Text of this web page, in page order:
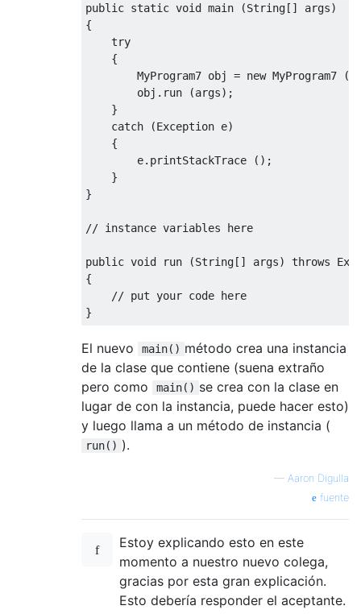
public static void main (String[] args)
{
try
{
MyProgram7 obj = new MyProgram7
        obj
. run (args);
}
catch
(Exception e)
{
        e
. printStackTrace
();
}
}
// instance variables here
public void run (String[] args) throws
{
// put your code here
}
El nuevo main() método crea una instancia
de la clase que contiene (suena extraño
pero como
main() se crea con la clase en
lugar de con la instancia, puede hacer esto)
y luego llama a un método de instancia (
run() ).
— Aaron Digulla
fuente
Estoy explicando esto en este
momento a nuestro nuevo colega,
gracias por esta gran explicación.
Esto debería responder el aceptante.